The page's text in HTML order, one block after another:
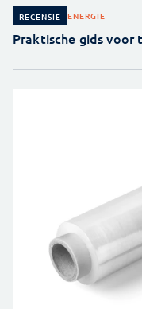
RECENSIE ENERGIE
Praktische gids voor